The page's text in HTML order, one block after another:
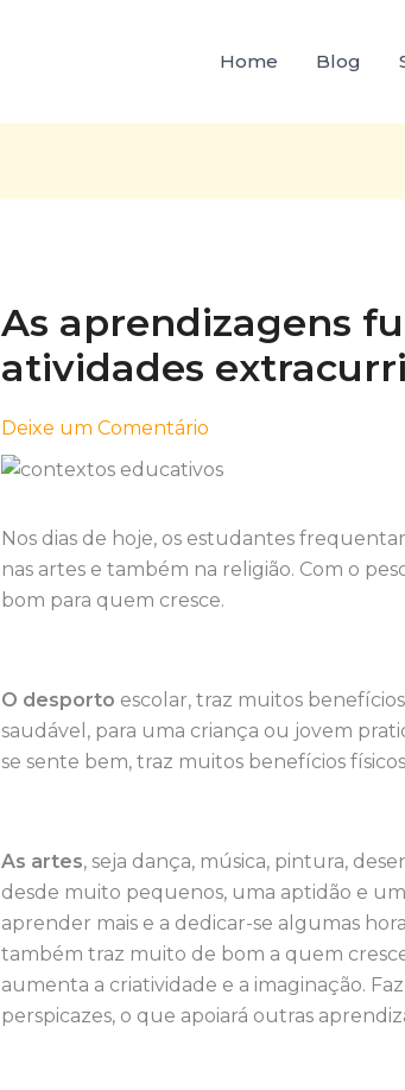
Home Blog
As aprendizagens
atividades
Deixe um Comentário
Nos dias de hoje, os estudantes
nas artes e também na religião. Com o
bom para quem cresce.
O desporto escolar, traz muitos
saudável, para uma criança ou jovem
se sente bem, traz muitos benefícios
As artes, seja dança, música, pintura,
desde muito pequenos, uma aptidão e
aprender mais e a dedicar-se algumas
também traz muito de bom a quem
aumenta a criatividade e a imaginação.
perspicazes, o que apoiará outras